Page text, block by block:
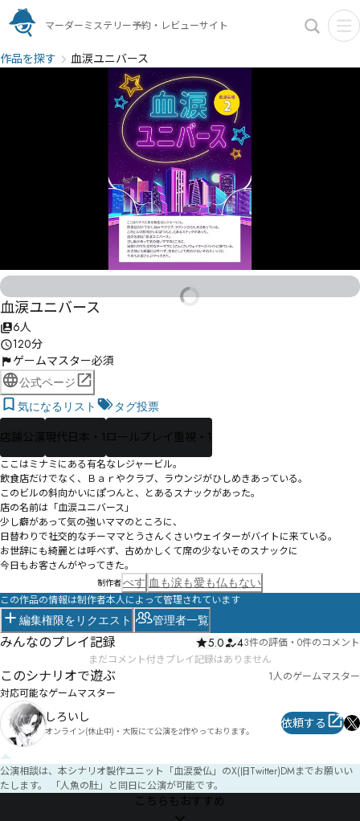
マーダーミステリー予約・レビューサイト
作品を探す 血涙ユニバース
血涙ユニバース
6人
120分
ゲームマスター必須
公式ページ
気になるリスト
タグ投票
店舗公演現代日本・1 ロールプレイ重視・1
ここはミナミにある有名なレジャービル。
飲食店だけでなく、Ｂａｒやクラブ、ラウンジがひしめきあっている。
このビルの斜向かいにぽつんと、とあるスナックがあった。
店の名前は「血涙ユニバース」
少し癖があって気の強いママのところに、
日替わりで社交的なチーママとうさんくさいウェイターがバイトに来ている。
お世辞にも綺麗とは呼べず、古めかしくて席の少ないそのスナックに
今日もお客さんがやってきた。
制作者ぺす 血も涙も愛も仏もない
この作品の情報は制作者本人によって管理されています
編集権限をリクエスト 管理者一覧
みんなのプレイ記録 5.0 43件の評価 ・ 0件のコメント
まだコメント付きプレイ記録はありません
このシナリオで遊ぶ
1人のゲームマスター
対応可能なゲームマスター
しろいし
オンライン(休止中)・大阪にて公演を2作やっております。
依頼する
公演相談は、本シナリオ製作ユニット「血涙愛仏」のX(旧Twitter)DMまでお願いい
たします。 「人魚の肚」と同日に公演が可能です。
こちらもおすすめ